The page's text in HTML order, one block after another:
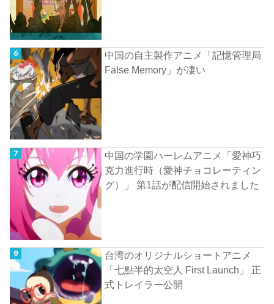
中国の自主製作アニメ「記憶管理局
False Memory」が凄い
中国の学園ハーレムアニメ「愛神巧
克力進行時（愛神チョコレーティン
グ）」 第1話が配信開始されました
台湾のオリジナルショートアニメ
「七點半的太空人 First Launch」 正
式トレイラー公開